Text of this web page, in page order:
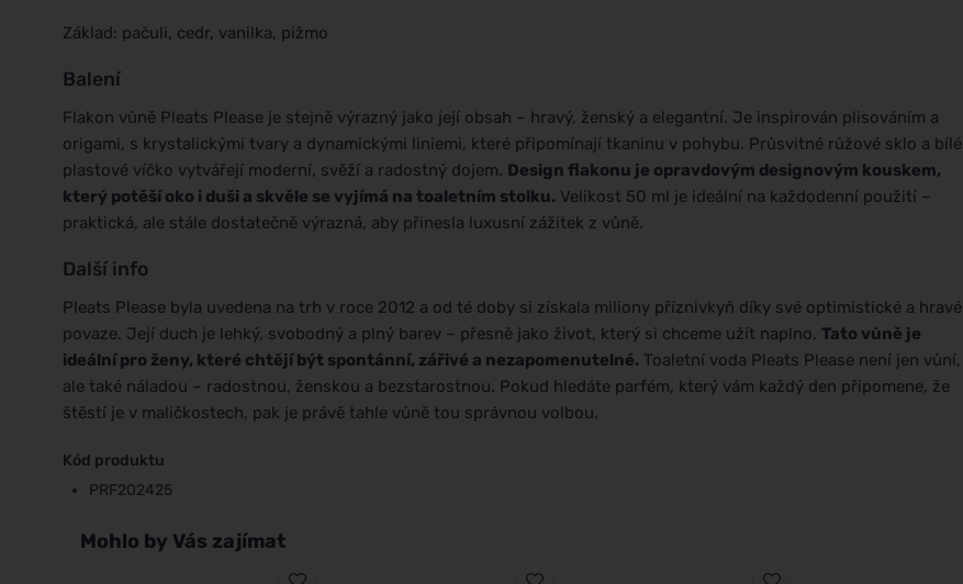
Základ: pačuli, cedr, vanilka, pižmo
Balení
Flakon vůně Pleats Please je stejně výrazný jako její obsah – hravý, ženský a elegantní. Je inspirován plisováním a
origami, s krystalickými tvary a dynamickými liniemi, které připomínají tkaninu v pohybu. Průsvitné růžové sklo a bílé
plastové víčko vytvářejí moderní, svěží a radostný dojem. Design flakonu je opravdovým designovým kouskem,
který potěší oko i duši a skvěle se vyjímá na toaletním stolku. Velikost 50 ml je ideální na každodenní použití –
praktická, ale stále dostatečně výrazná, aby přinesla luxusní zážitek z vůně.
Další info
Pleats Please byla uvedena na trh v roce 2012 a od té doby si získala miliony příznivkyň díky své optimistické a hravé
povaze. Její duch je lehký, svobodný a plný barev – přesně jako život, který si chceme užít naplno. Tato vůně je
ideální pro ženy, které chtějí být spontánní, zářivé a nezapomenutelné. Toaletní voda Pleats Please není jen vůní,
ale také náladou – radostnou, ženskou a bezstarostnou. Pokud hledáte parfém, který vám každý den připomene, že
štěstí je v maličkostech, pak je právě tahle vůně tou správnou volbou.
Kód produktu
PRF202425
Mohlo by Vás zajímat